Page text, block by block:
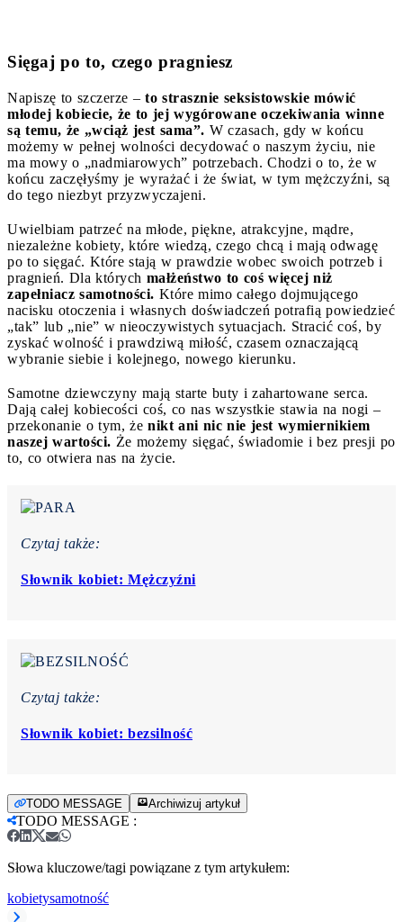
Sięgaj po to, czego pragniesz
Napiszę to szczerze – to strasznie seksistowskie mówić
młodej kobiecie, że to jej wygórowane oczekiwania winne
są temu, że „wciąż jest sama”. W czasach, gdy w końcu
możemy w pełnej wolności decydować o naszym życiu, nie
ma mowy o „nadmiarowych” potrzebach. Chodzi o to, że w
końcu zaczęłyśmy je wyrażać i że świat, w tym mężczyźni, są
do tego niezbyt przyzwyczajeni.
Uwielbiam patrzeć na młode, piękne, atrakcyjne, mądre,
niezależne kobiety, które wiedzą, czego chcą i mają odwagę
po to sięgać. Które stają w prawdzie wobec swoich potrzeb i
pragnień. Dla których małżeństwo to coś więcej niż
zapełniacz samotności. Które mimo całego dojmującego
nacisku otoczenia i własnych doświadczeń potrafią powiedzieć
„tak” lub „nie” w nieoczywistych sytuacjach. Stracić coś, by
zyskać wolność i prawdziwą miłość, czasem oznaczającą
wybranie siebie i kolejnego, nowego kierunku.
Samotne dziewczyny mają starte buty i zahartowane serca.
Dają całej kobiecości coś, co nas wszystkie stawia na nogi –
przekonanie o tym, że nikt ani nic nie jest wymiernikiem
naszej wartości. Że możemy sięgać, świadomie i bez presji po
to, co otwiera nas na życie.
Czytaj także:
Słownik kobiet: Mężczyźni
Czytaj także:
Słownik kobiet: bezsilność
TODO MESSAGE Archiwizuj artykuł
TODO MESSAGE :
Słowa kluczowe/tagi powiązane z tym artykułem:
kobietysamotność